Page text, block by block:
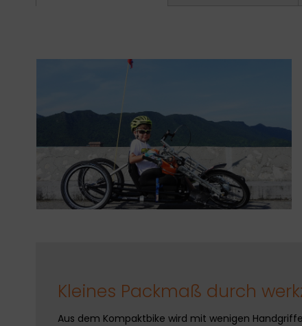
Kleines Packmaß durch
Aus dem Kompaktbike wird mit wenigen